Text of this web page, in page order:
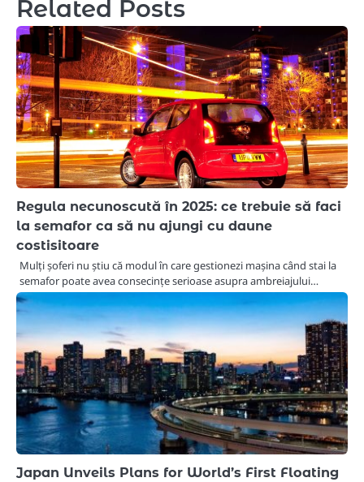
Related Posts
Regula necunoscută în 2025: ce trebuie să faci
la semafor ca să nu ajungi cu daune
costisitoare
Mulți șoferi nu știu că modul în care gestionezi mașina când stai la
semafor poate avea consecințe serioase asupra ambreiajului…
Japan Unveils Plans for World’s First Floating